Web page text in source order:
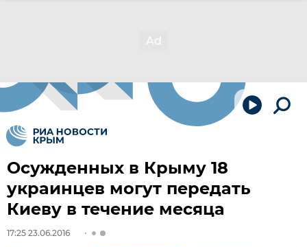
Осужденных в Крыму 18
украинцев могут передать
Киеву в течение месяца
17:25 23.06.2016